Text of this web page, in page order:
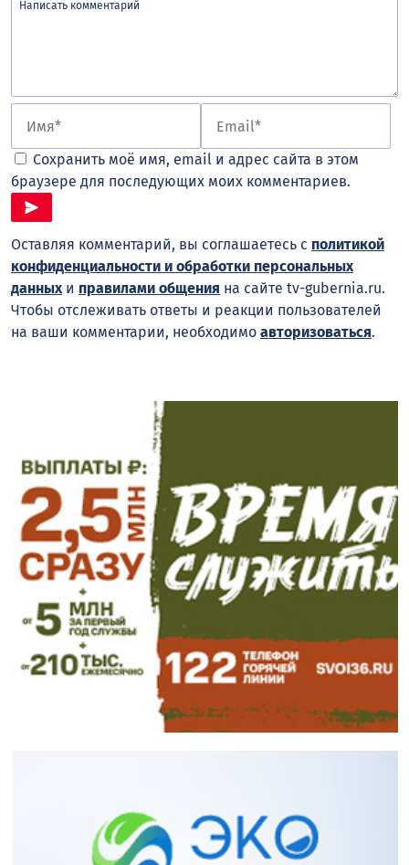
Сохранить моё имя, email и адрес сайта в этом
браузере для последующих моих комментариев.
Оставляя комментарий, вы соглашаетесь с политикой
конфиденциальности и обработки персональных
данныхи правилами общения на сайте tv-gubernia.ru.
Чтобы отслеживать ответы и реакции пользователей
на ваши комментарии, необходимо авторизоваться.